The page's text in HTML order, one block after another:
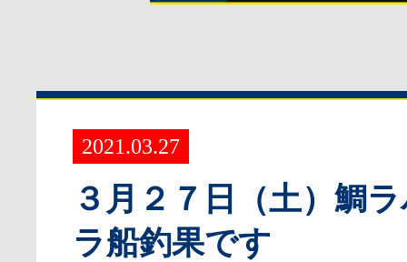
2021.03.27
３月２７日（土）鯛
ラ船釣果です